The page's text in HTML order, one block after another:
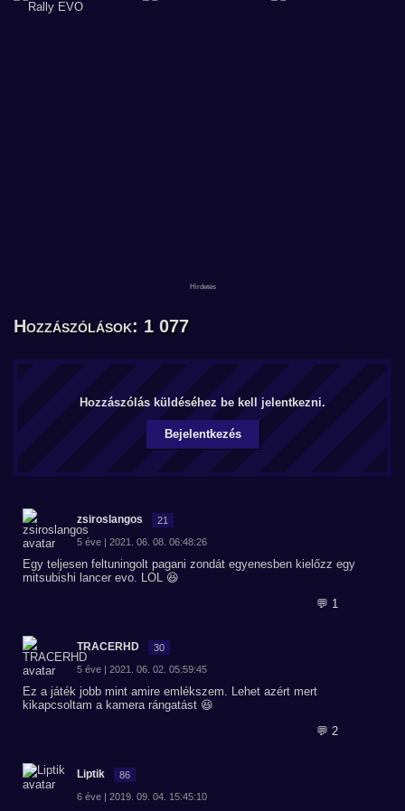
Hozzászólások: 1 077
Hozzászólás küldéséhez be kell jelentkezni.
Bejelentkezés
zsiroslangos 21
5 éve | 2021. 06. 08. 06:48:26
Egy teljesen feltuningolt pagani zondát egyenesben kielőzz egy
mitsubishi lancer evo. LOL 😆
💬 1
TRACERHD 30
5 éve | 2021. 06. 02. 05:59:45
Ez a játék jobb mint amire emlékszem. Lehet azért mert
kikapcsoltam a kamera rángatást 😆
💬 2
Liptik 86
6 éve | 2019. 09. 04. 15:45:10